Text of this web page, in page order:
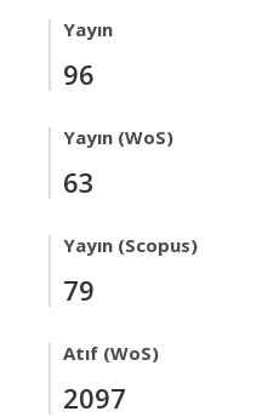
Yayın
96
Yayın (WoS)
63
Yayın (Scopus)
79
Atıf (WoS)
2097